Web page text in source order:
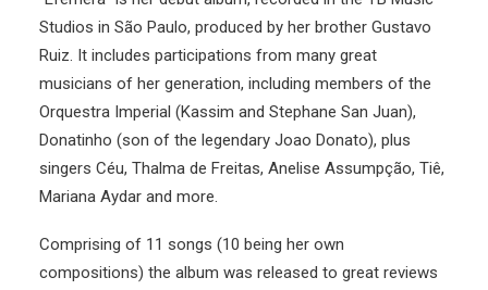
Studios in São Paulo, produced by her brother Gustavo
Ruiz. It includes participations from many great
musicians of her generation, including members of the
Orquestra Imperial (Kassim and Stephane San Juan),
Donatinho (son of the legendary Joao Donato), plus
singers Céu, Thalma de Freitas, Anelise Assumpção, Tiê,
Mariana Aydar and more.
Comprising of 11 songs (10 being her own
compositions) the album was released to great reviews